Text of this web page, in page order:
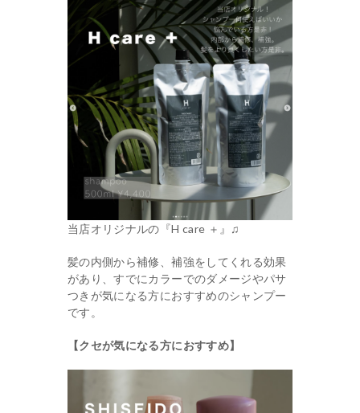
当店オリジナルの『H care ＋』♫
髪の内側から補修、補強をしてくれる効果
があり、すでにカラーでのダメージやパサ
つきが気になる方におすすめのシャンプー
です。
【クセが気になる方におすすめ】